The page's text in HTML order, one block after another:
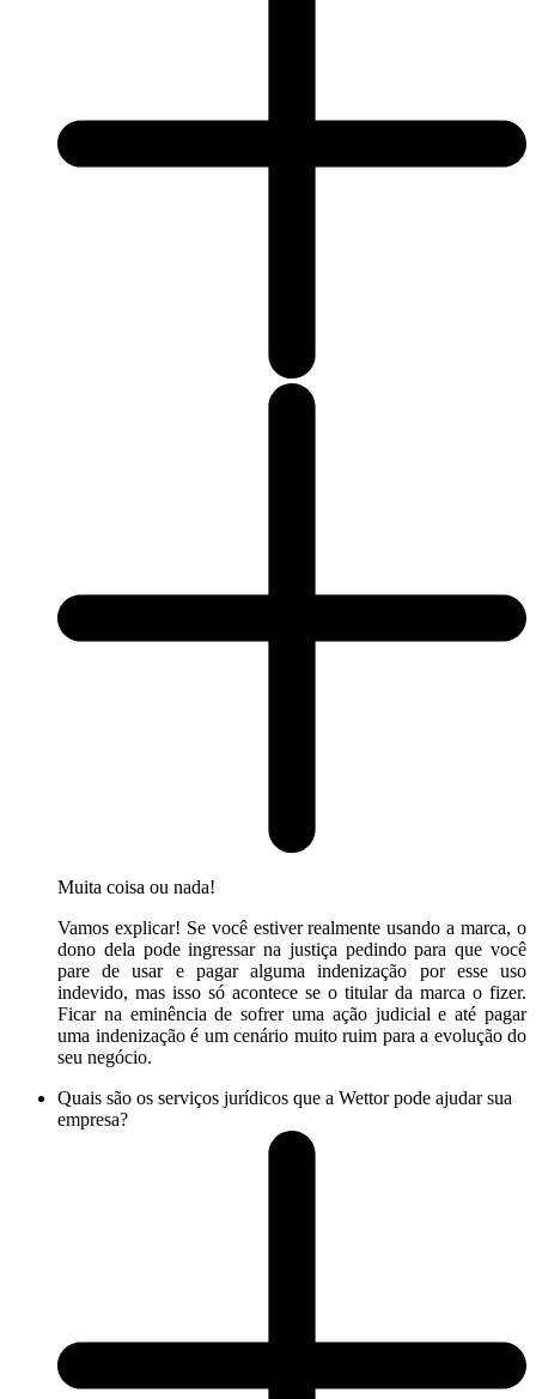
Muita coisa ou nada!
Vamos explicar! Se você estiver realmente usando a marca, o
dono dela pode ingressar na justiça pedindo para que você
pare de usar e pagar alguma indenização por esse uso
indevido, mas isso só acontece se o titular da marca o fizer.
Ficar na eminência de sofrer uma ação judicial e até pagar
uma indenização é um cenário muito ruim para a evolução do
seu negócio.
Quais são os serviços jurídicos que a Wettor pode ajudar sua
empresa?